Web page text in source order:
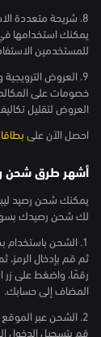
يمكنك استخدامها في
للمستخدمين
9. العروض
خصومات على
العروض لتقليل
احصل الآن على
أشهر طرق شحن
يمكنك شحن رصيد
لك شحن رصيدك
1. الشحن
رقمًا، واضغط على زر
المضاف إلى حسابك.
2. الشحن عبر
قم بتسجيل الدخول